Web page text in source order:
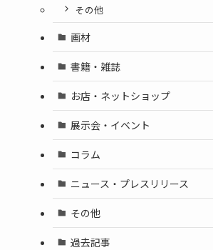
その他
画材
書籍・雑誌
お店・ネットショップ
展示会・イベント
コラム
ニュース・プレスリリース
その他
過去記事